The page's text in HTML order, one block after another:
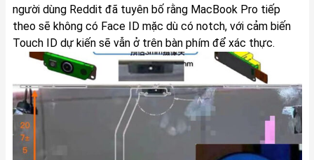
người dùng Reddit đã tuyên bố rằng MacBook Pro tiếp
theo sẽ không có Face ID mặc dù có notch, với cảm biến
Touch ID dự kiến ​​sẽ vẫn ở trên bàn phím để xác thực.